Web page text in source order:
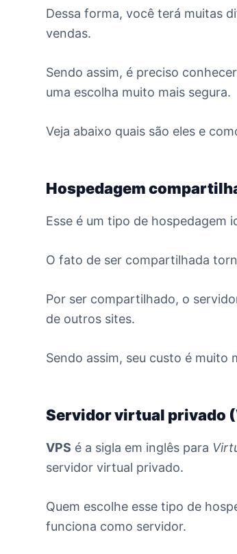
Dessa forma, você terá muitas
vendas.
Sendo assim, é preciso
uma escolha muito mais segura.
Veja abaixo quais são eles e
Hospedagem
Esse é um tipo de hospedagem
O fato de ser compartilhada
Por ser compartilhado, o
de outros sites.
Sendo assim, seu custo é muito
Servidor virtual privado
VPS é a sigla em inglês para
servidor virtual privado.
Quem escolhe esse tipo de
funciona como servidor.